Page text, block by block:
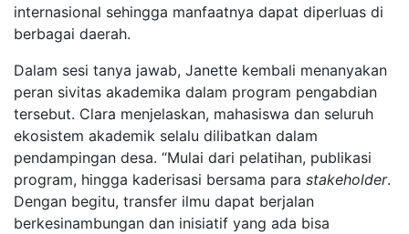
internasional sehingga manfaatnya dapat diperluas di
berbagai daerah.
Dalam sesi tanya jawab, Janette kembali menanyakan
peran sivitas akademika dalam program pengabdian
tersebut. Clara menjelaskan, mahasiswa dan seluruh
ekosistem akademik selalu dilibatkan dalam
pendampingan desa. “Mulai dari pelatihan, publikasi
program, hingga kaderisasi bersama para stakeholder.
Dengan begitu, transfer ilmu dapat berjalan
berkesinambungan dan inisiatif yang ada bisa